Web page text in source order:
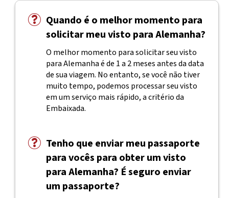
Quando é o melhor momento para
solicitar meu visto para Alemanha?
O melhor momento para solicitar seu visto
para Alemanha é de 1 a 2 meses antes da data
de sua viagem. No entanto, se você não tiver
muito tempo, podemos processar seu visto
em um serviço mais rápido, a critério da
Embaixada.
Tenho que enviar meu passaporte
para vocês para obter um visto
para Alemanha? É seguro enviar
um passaporte?